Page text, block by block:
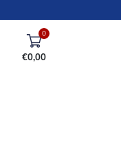
0
€0,00